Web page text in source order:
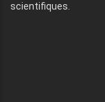
scientifiques.